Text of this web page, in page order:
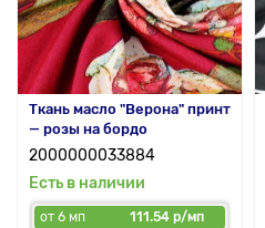
Ткань масло "Верона" принт
— розы на бордо
2000000033884
Есть в наличии
от 6 мп
111.54 р/мп